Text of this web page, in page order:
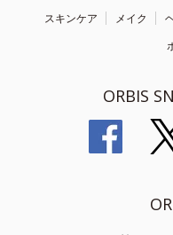
スキンケア メイク
ORBIS